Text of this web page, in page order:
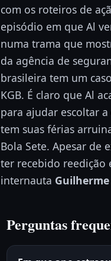
com os roteiros de
episódio em que Al
numa trama que
da agência de
brasileira tem um
KGB. É claro que Al
para ajudar escoltar
tem suas férias
Bola Sete. Apesar de
ter recebido reedição
internauta
Perguntas